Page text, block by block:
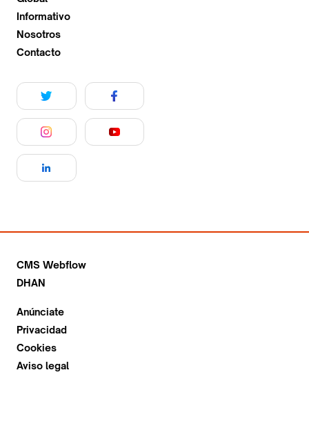
Informativo
Nosotros
Contacto
CMS Webflow
DHAN
Anúnciate
Privacidad
Cookies
Aviso legal